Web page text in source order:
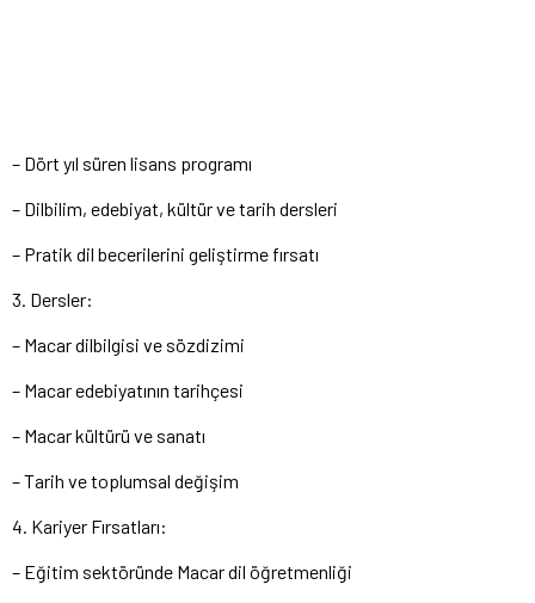
– Dört yıl süren lisans programı
– Dilbilim, edebiyat, kültür ve tarih dersleri
– Pratik dil becerilerini geliştirme fırsatı
3. Dersler:
– Macar dilbilgisi ve sözdizimi
– Macar edebiyatının tarihçesi
– Macar kültürü ve sanatı
– Tarih ve toplumsal değişim
4. Kariyer Fırsatları:
– Eğitim sektöründe Macar dil öğretmenliği